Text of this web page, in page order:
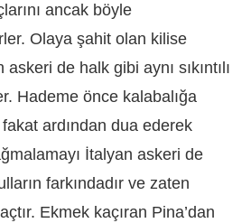
ancak böyle
Olaya şahit olan kilise
de halk gibi aynı sıkıntılı
Hademe önce kalabalığa
ardından dua ederek
İtalyan askeri de
farkındadır ve zaten
Ekmek kaçıran Pina’dan